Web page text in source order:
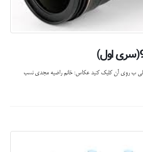
ب روی آن کلیک کنید عکاس: خانم راضیه مجدی نسب